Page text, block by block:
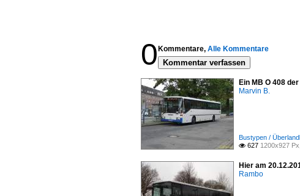
0 Kommentare, Alle Kommentare
Kommentar verfassen
Ein MB O 408
Marvin B.
Bustypen /
 627 1200x927
Hier am
Rambo